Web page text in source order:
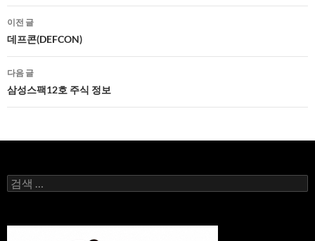
글
네
비
게
이
션
이전 글
데프콘(DEFCON)
다음 글
삼성스팩12호 주식 정보
검
색: